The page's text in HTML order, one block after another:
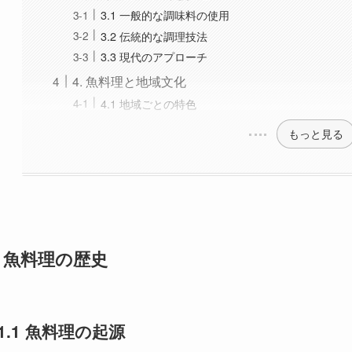
料理の歴史は古く、古代中国に遡ります。紀元前、魚は食